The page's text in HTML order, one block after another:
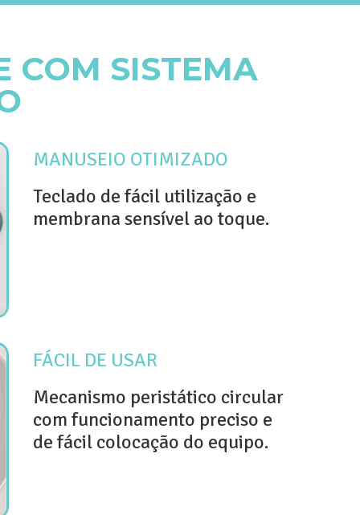
COM SISTEMA
MANUSEIO OTIMIZADO
Teclado de fácil utilização e
membrana sensível ao toque.
FÁCIL DE USAR
Mecanismo peristático circular
com funcionamento preciso e
de fácil colocação do equipo.